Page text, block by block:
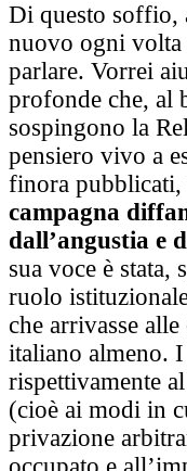
Di questo soffio,
nuovo ogni volta
parlare. Vorrei
profonde che, al
sospingono la
pensiero vivo a
finora pubblicati,
campagna
dall’angustia e
sua voce è stata,
ruolo
che arrivasse
italiano almeno.
rispettivamente
(cioè ai modi in
privazione